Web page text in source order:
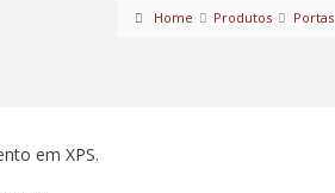
Home Produtos Portas
em XPS.